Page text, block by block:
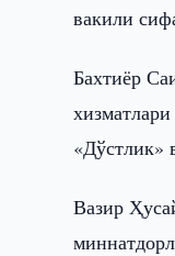
вакили
Бахтиёр
«Дўстлик»
Вазир